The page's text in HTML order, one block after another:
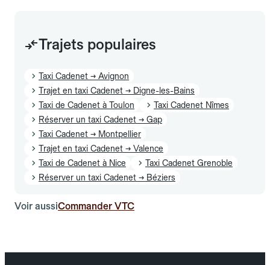
Trajets populaires
Taxi Cadenet → Avignon
Trajet en taxi Cadenet → Digne-les-Bains
Taxi de Cadenet à Toulon
Taxi Cadenet Nîmes
Réserver un taxi Cadenet → Gap
Taxi Cadenet → Montpellier
Trajet en taxi Cadenet → Valence
Taxi de Cadenet à Nice
Taxi Cadenet Grenoble
Réserver un taxi Cadenet → Béziers
Voir aussiCommander VTC